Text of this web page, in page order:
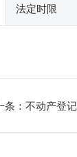
法定时限
：不动产登